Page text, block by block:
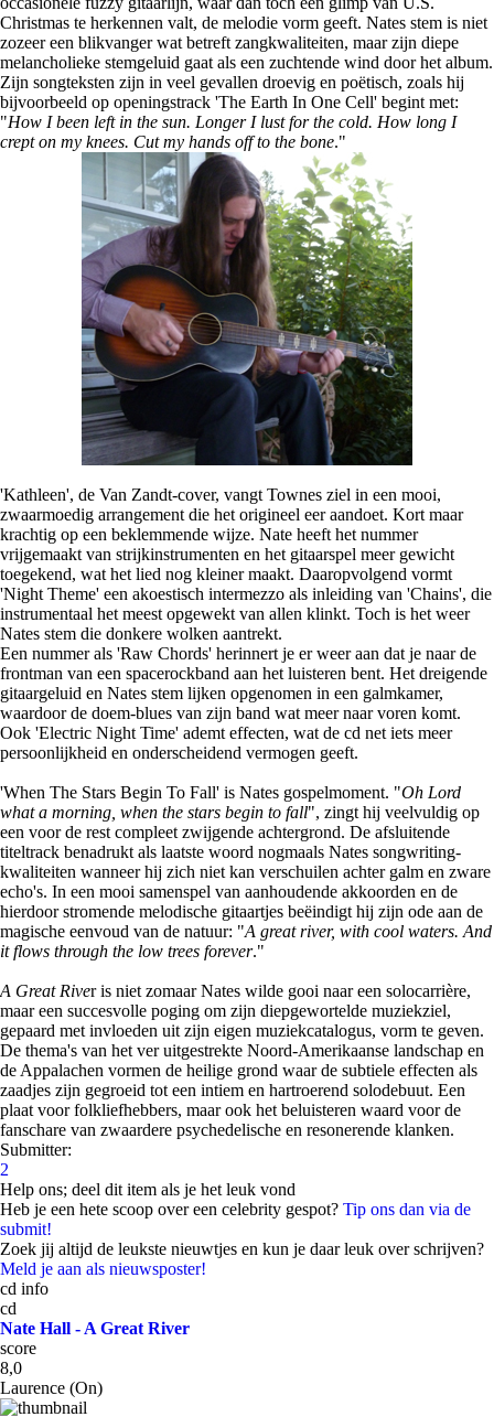
Christmas te herkennen valt, de melodie vorm geeft. Nates stem is niet
zozeer een blikvanger wat betreft zangkwaliteiten, maar zijn diepe
melancholieke stemgeluid gaat als een zuchtende wind door het album.
Zijn songteksten zijn in veel gevallen droevig en poëtisch, zoals hij
bijvoorbeeld op openingstrack 'The Earth In One Cell' begint met:
"How I been left in the sun. Longer I lust for the cold. How long I
crept on my knees. Cut my hands off to the bone."
'Kathleen', de Van Zandt-cover, vangt Townes ziel in een mooi,
zwaarmoedig arrangement die het origineel eer aandoet. Kort maar
krachtig op een beklemmende wijze. Nate heeft het nummer
vrijgemaakt van strijkinstrumenten en het gitaarspel meer gewicht
toegekend, wat het lied nog kleiner maakt. Daaropvolgend vormt
'Night Theme' een akoestisch intermezzo als inleiding van 'Chains', die
instrumentaal het meest opgewekt van allen klinkt. Toch is het weer
Nates stem die donkere wolken aantrekt.
Een nummer als 'Raw Chords' herinnert je er weer aan dat je naar de
frontman van een spacerockband aan het luisteren bent. Het dreigende
gitaargeluid en Nates stem lijken opgenomen in een galmkamer,
waardoor de doem-blues van zijn band wat meer naar voren komt.
Ook 'Electric Night Time' ademt effecten, wat de cd net iets meer
persoonlijkheid en onderscheidend vermogen geeft.
'When The Stars Begin To Fall' is Nates gospelmoment. "Oh Lord
what a morning, when the stars begin to fall", zingt hij veelvuldig op
een voor de rest compleet zwijgende achtergrond. De afsluitende
titeltrack benadrukt als laatste woord nogmaals Nates songwriting-
kwaliteiten wanneer hij zich niet kan verschuilen achter galm en zware
echo's. In een mooi samenspel van aanhoudende akkoorden en de
hierdoor stromende melodische gitaartjes beëindigt hij zijn ode aan de
magische eenvoud van de natuur: "A great river, with cool waters. And
it flows through the low trees forever."
A Great River is niet zomaar Nates wilde gooi naar een solocarrière,
maar een succesvolle poging om zijn diepgewortelde muziekziel,
gepaard met invloeden uit zijn eigen muziekcatalogus, vorm te geven.
De thema's van het ver uitgestrekte Noord-Amerikaanse landschap en
de Appalachen vormen de heilige grond waar de subtiele effecten als
zaadjes zijn gegroeid tot een intiem en hartroerend solodebuut. Een
plaat voor folkliefhebbers, maar ook het beluisteren waard voor de
fanschare van zwaardere psychedelische en resonerende klanken.
Submitter:
2
Help ons; deel dit item als je het leuk vond
Heb je een hete scoop over een celebrity gespot? Tip ons dan via de
submit!
Zoek jij altijd de leukste nieuwtjes en kun je daar leuk over schrijven?
Meld je aan als nieuwsposter!
cd info
cd
Nate Hall - A Great River
score
8,0
Laurence (On)